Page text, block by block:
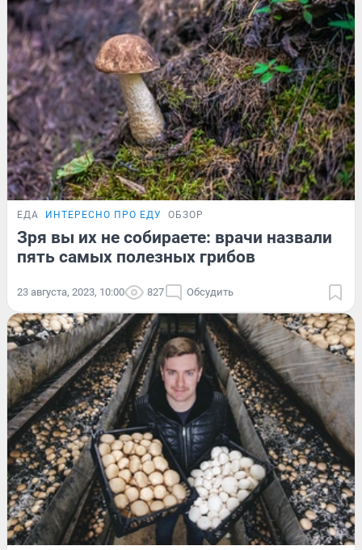
ЕДА ИНТЕРЕСНО ПРО ЕДУ ОБЗОР
Зря вы их не собираете: врачи назвали
пять самых полезных грибов
23 августа, 2023, 10:00 827 Обсудить